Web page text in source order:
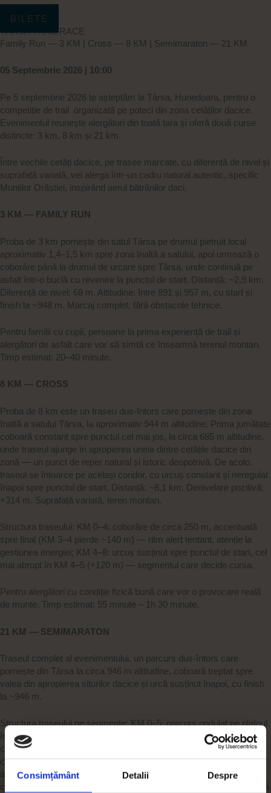
Consimțământ Detalii Despre
Skip
content
BILETE
TÂRSA TRAIL RACE
Family Run — 3 KM | Cross — 8 KM | Semimaraton — 21 KM
05 Septembrie 2026 | 10:00
Pe 5 septembrie 2026 te așteptăm la Târsa, Hunedoara, pentru o
competiție de trail organizată pe poteci din zona cetăților dacice.
Evenimentul reunește alergători din toată țara și oferă două curse
distincte: 3 km, 8 km și 21 km.
Între vechile cetăți dacice, pe trasee marcate, cu diferență de nivel și
suprafață variată, vei alerga într-un cadru natural autentic, specific
Munților Orăștiei, inspirând aerul bătrânilor daci.
3 KM — FAMILY RUN
Proba de 3 km pornește din satul Târsa pe drumul pietruit local
aproximativ 1,4–1,5 km spre zona înaltă a satului, apoi urmează o
coborâre până la drumul de urcare spre Târsa, unde continuă pe
asfalt într-o buclă cu revenire la punctul de start. Distanță: ~2,9 km.
Diferență de nivel: 68 m. Altitudine: între 891 și 957 m, cu start și
finish la ~948 m. Marcaj complet, fără obstacole tehnice.
Pentru familii cu copii, persoane la prima experiență de trail și
alergători de asfalt care vor să simtă ce înseamnă terenul montan.
Timp estimat: 20–40 minute.
8 KM — CROSS
Proba de 8 km este un traseu dus-întors care pornește din zona
înaltă a satului Târsa, la aproximativ 944 m altitudine. Prima jumătate
coboară constant spre punctul cel mai jos, la circa 685 m altitudine,
unde traseul ajunge în apropierea uneia dintre cetățile dacice din
zonă — un punct de reper natural și istoric deopotrivă. De acolo,
traseul se întoarce pe același coridor, cu urcuș constant și neregulat
înapoi spre punctul de start. Distanță: ~8,1 km. Denivelare pozitivă:
+314 m. Suprafață variată, teren montan.
Structura traseului: KM 0–4: coborâre de circa 250 m, accentuată
spre final (KM 3–4 pierde ~140 m) — ritm alert tentant, atenție la
gestiunea energiei; KM 4–8: urcuș susținut spre punctul de start, cel
mai abrupt în KM 4–5 (+120 m) — segmentul care decide cursa.
Pentru alergători cu condiție fizică bună care vor o provocare reală
de munte. Timp estimat: 55 minute – 1h 30 minute.
21 KM — SEMIMARATON
Traseul complet al evenimentului, un parcurs dus-întors care
pornește din Târsa la circa 946 m altitudine, coboară treptat spre
valea din apropierea siturilor dacice și urcă susținut înapoi, cu finish
la ~946 m.
Structura traseului pe segmente: KM 0–5: parcurs ondulat pe platoul
înalt (asfalt și drum pietruit), cu mici urcări și coborâri — segment
care cere gestiunea atentă a ritmului de la început; KM 5–10:
coborâre susținută spre vale, pierzând peste 300 m altitudine, prin
apropierea zonei Cetății Piatra Roșie — unul dintre cele mai
cunoscute situri dacice din zonă; KM 10–15: coborâre continuă până